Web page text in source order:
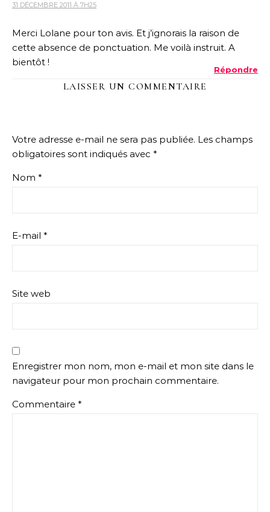
31 DÉCEMBRE 2011 À 7H25
Merci Lolane pour ton avis. Et j’ignorais la raison de
cette absence de ponctuation. Me voilà instruit. A
bientôt !
Répondre
LAISSER UN COMMENTAIRE
Votre adresse e-mail ne sera pas publiée. Les champs
obligatoires sont indiqués avec *
Nom *
E-mail *
Site web
Enregistrer mon nom, mon e-mail et mon site dans le
navigateur pour mon prochain commentaire.
Commentaire *